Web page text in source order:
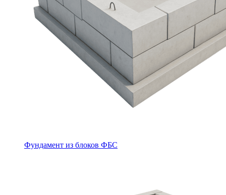
Фундамент из блоков ФБС